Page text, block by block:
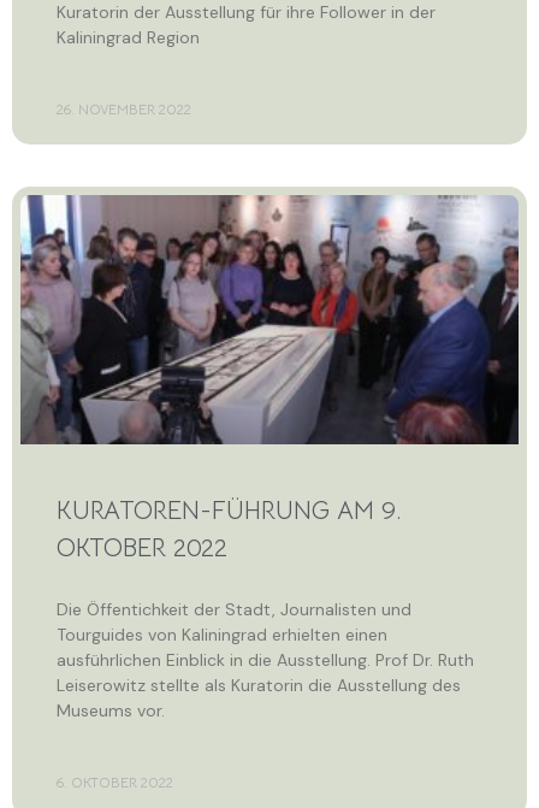
Kuratorin der Ausstellung für ihre Follower in der
Kaliningrad Region
26. NOVEMBER 2022
KURATOREN-FÜHRUNG AM 9.
OKTOBER 2022
Die Öffentichkeit der Stadt, Journalisten und
Tourguides von Kaliningrad erhielten einen
ausführlichen Einblick in die Ausstellung. Prof Dr. Ruth
Leiserowitz stellte als Kuratorin die Ausstellung des
Museums vor.
6. OKTOBER 2022